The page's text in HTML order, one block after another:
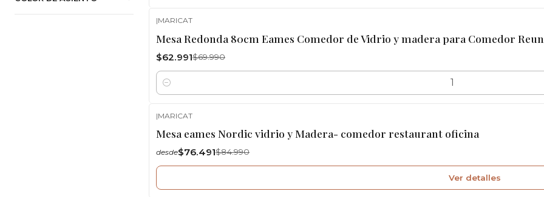
|MARICAT
Mesa Redonda 80cm Eames Comedor de Vidrio y madera para Comedor
$62.991$69.990
Cantidad
|MARICAT
Mesa eames Nordic vidrio y Madera- comedor restaurant oficina
desde$76.491$84.990
Ver detalles